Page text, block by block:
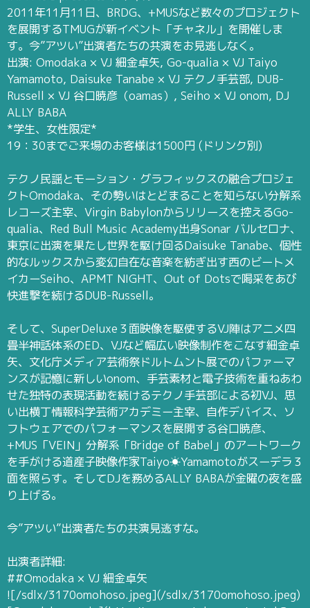
2011年11月11日、BRDG、+MUSなど数々のプロジェクト
を展開するTMUGが新イベント「チャネル」を開催しま
す。今”アツい”出演者たちの共演をお見逃しなく。
出演: Omodaka × VJ 細金卓矢, Go-qualia × VJ Taiyo
Yamamoto, Daisuke Tanabe × VJ テクノ手芸部, DUB-
Russell × VJ 谷口暁彦（oamas）, Seiho × VJ onom, DJ
ALLY BABA
*学生、女性限定*
19：30までご来場のお客様は1500円 (ドリンク別)
テクノ民謡とモーション・グラフィックスの融合プロジェ
クトOmodaka、その勢いはとどまることを知らない分解系
レコーズ主宰、Virgin Babylonからリリースを控えるGo-
qualia、Red Bull Music Academy出身Sonar バルセロナ、
東京に出演を果たし世界を駆け回るDaisuke Tanabe、個性
的なルックスから変幻自在な音楽を紡ぎ出す西のビートメ
イカーSeiho、APMT NIGHT、Out of Dotsで喝采をあび
快進撃を続けるDUB-Russell。
そして、SuperDeluxe３面映像を駆使するVJ陣はアニメ四
畳半神話体系のED、VJなど幅広い映像制作をこなす細金卓
矢、文化庁メディア芸術祭ドルトムント展でのパファーマ
ンスが記憶に新しいonom、手芸素材と電子技術を重ねあわ
せた独特の表現活動を続けるテクノ手芸部による初VJ、思
い出横丁情報科学芸術アカデミー主宰、自作デバイス、ソ
フトウェアでのパフォーマンスを展開する谷口暁彦、
+MUS「VEIN」分解系「Bridge of Babel」のアートワーク
を手がける道産子映像作家Taiyo☀Yamamotoがスーデラ３
面を照らす。そしてDJを務めるALLY BABAが金曜の夜を盛
り上げる。
今”アツい”出演者たちの共演見逃すな。
出演者詳細:
##Omodaka × VJ 細金卓矢
![/sdlx/3170omohoso.jpeg](/sdlx/3170omohoso.jpeg)